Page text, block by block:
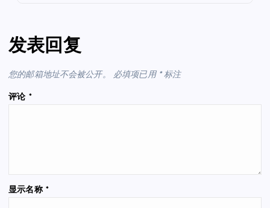
发表回复
您的邮箱地址不会被公开。 必填项已用 *标注
评论 *
显示名称 *